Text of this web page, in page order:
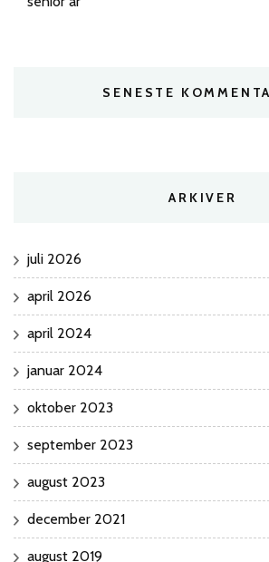
SENESTE
ARKIVER
juli 2026
april 2026
april 2024
januar 2024
oktober 2023
september 2023
august 2023
december 2021
august 2019